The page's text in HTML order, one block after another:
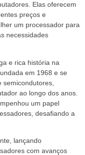
Elas oferecem
preços e
um processador para
necessidades
e rica história na
em 1968 e se
ao longo dos anos.
um papel
desafiando a
lançando
com avanços